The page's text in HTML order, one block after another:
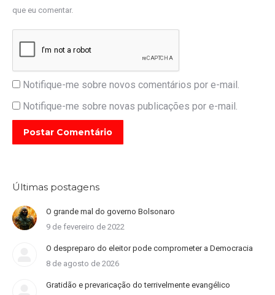
que eu comentar.
Notifique-me sobre novos comentários por e-mail.
Notifique-me sobre novas publicações por e-mail.
Postar Comentário
Últimas postagens
O grande mal do governo Bolsonaro
9 de fevereiro de 2022
O despreparo do eleitor pode comprometer a Democracia
8 de agosto de 2026
Gratidão e prevaricação do terrivelmente evangélico